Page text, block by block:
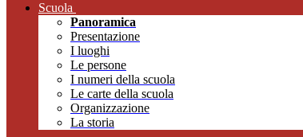
Scuola
Panoramica
Presentazione
I luoghi
Le persone
I numeri della scuola
Le carte della scuola
Organizzazione
La storia